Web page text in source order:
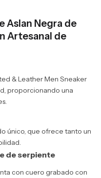
Aslan Negra de
Artesanal de
& Leather Men Sneaker
proporcionando una
único, que ofrece tanto un
de serpiente
con cuero grabado con